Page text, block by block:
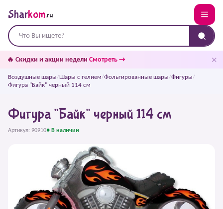
Sharkom.ru
🔥 Скидки и акции недели Смотреть → ✕
Воздушные шары/Шары с гелием/Фольгированные шары/Фигуры/
Фигура "Байк" черный 114 см
Фигура "Байк" черный 114 см
Артикул: 90910● В наличии